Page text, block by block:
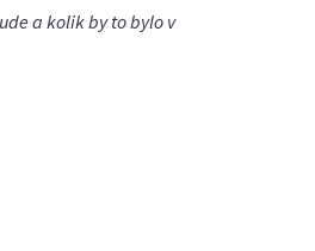
a kolik by to bylo v